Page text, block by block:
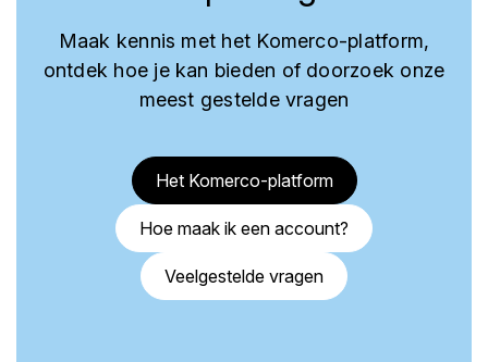
Maak kennis met het Komerco-platform,
ontdek hoe je kan bieden of doorzoek onze
meest gestelde vragen
Het Komerco-platform
Hoe maak ik een account?
Veelgestelde vragen